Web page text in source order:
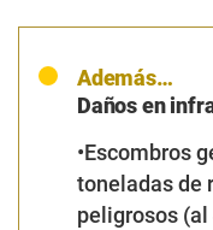
Además…
Daños en
•Escombros
toneladasde
peligrosos (al